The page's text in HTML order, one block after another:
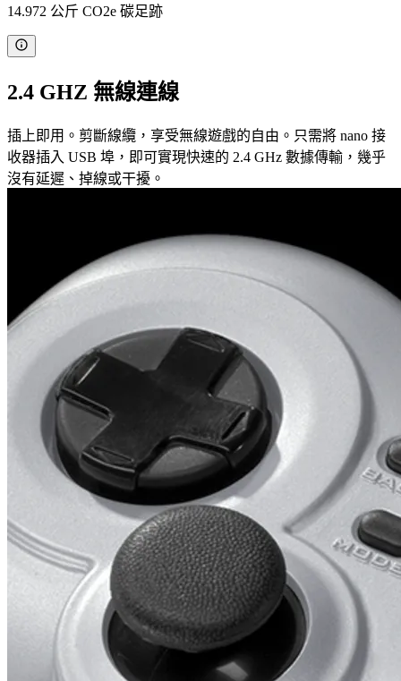
14.972 公斤 CO2e 碳足跡
2.4 GHZ 無線連線
插上即用。剪斷線纜，享受無線遊戲的自由。只需將 nano 接
收器插入 USB 埠，即可實現快速的 2.4 GHz 數據傳輸，幾乎
沒有延遲、掉線或干擾。